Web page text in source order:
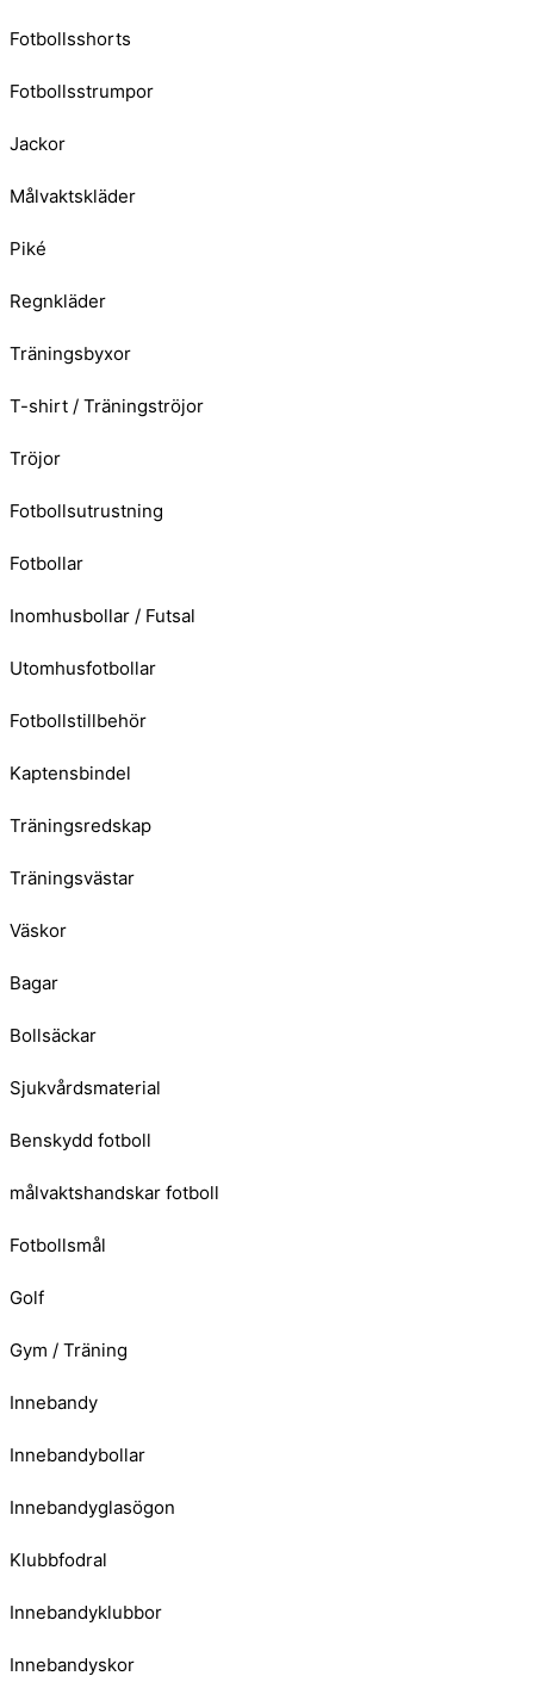
Fotbollsshorts
Fotbollsstrumpor
Jackor
Målvaktskläder
Piké
Regnkläder
Träningsbyxor
T-shirt / Träningströjor
Tröjor
Fotbollsutrustning
Fotbollar
Inomhusbollar / Futsal
Utomhusfotbollar
Fotbollstillbehör
Kaptensbindel
Träningsredskap
Träningsvästar
Väskor
Bagar
Bollsäckar
Sjukvårdsmaterial
Benskydd fotboll
målvaktshandskar fotboll
Fotbollsmål
Golf
Gym / Träning
Innebandy
Innebandybollar
Innebandyglasögon
Klubbfodral
Innebandyklubbor
Innebandyskor